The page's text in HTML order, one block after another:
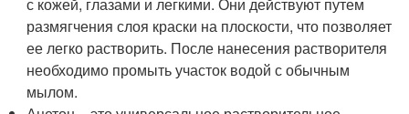
с кожей, глазами и легкими. Они действуют путем
размягчения слоя краски на плоскости, что позволяет
ее легко растворить. После нанесения растворителя
необходимо промыть участок водой с обычным
мылом.